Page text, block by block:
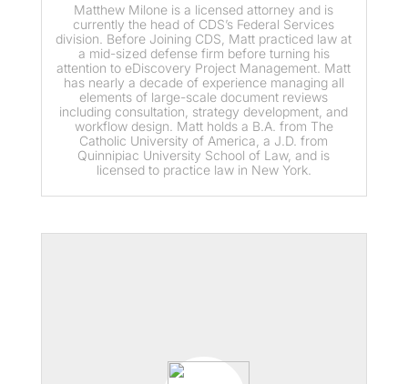
Matthew Milone is a licensed attorney and is
currently the head of CDS’s Federal Services
division. Before Joining CDS, Matt practiced law at
a mid-sized defense firm before turning his
attention to eDiscovery Project Management. Matt
has nearly a decade of experience managing all
elements of large-scale document reviews
including consultation, strategy development, and
workflow design. Matt holds a B.A. from The
Catholic University of America, a J.D. from
Quinnipiac University School of Law, and is
licensed to practice law in New York.